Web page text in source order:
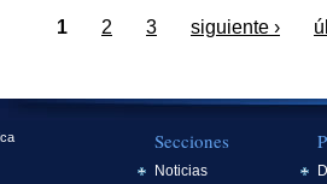
1 2 3 siguiente ›
Secciones
Noticias